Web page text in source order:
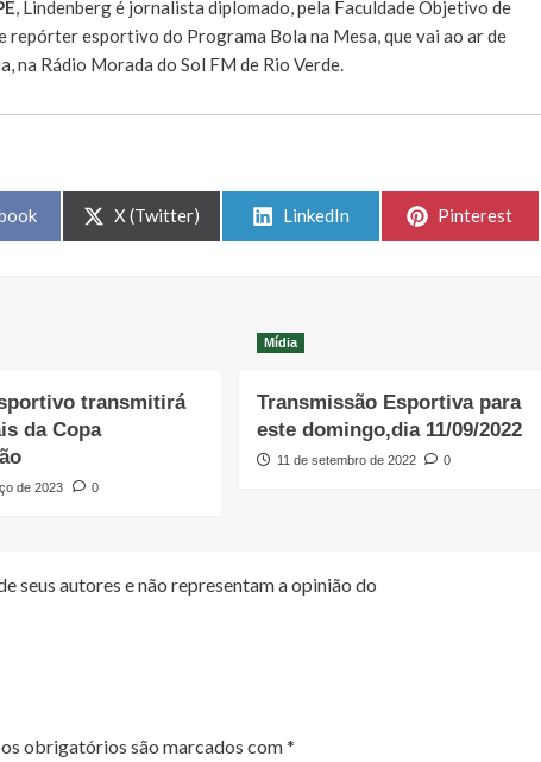
, Lindenberg é jornalista diplomado, pela Faculdade Objetivo de
repórter esportivo do Programa Bola na Mesa, que vai ao ar de
na Rádio Morada do Sol FM de Rio Verde.
Share
on
X (Twitter)
Share
LinkedIn
Share
Pinterest
transmitirá
da Copa
de 2023 0
Mídia
Transmissão Esportiva para
este domingo,dia 11/09/2022
11 de setembro de 2022 0
seus autores e não representam a opinião do
obrigatórios são marcados com*